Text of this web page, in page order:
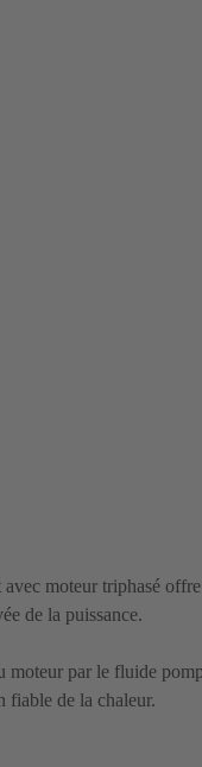
moteur triphasé offre
de la puissance.
moteur par le fluide
fiable de la chaleur.